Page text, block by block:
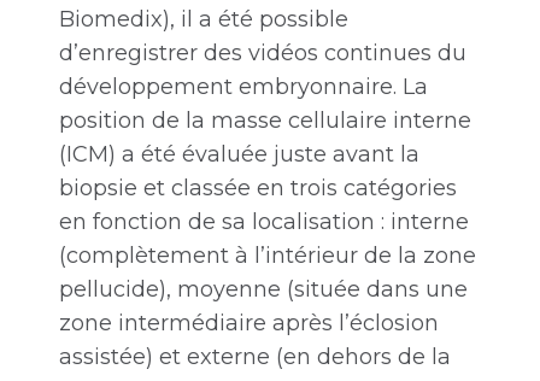
Biomedix), il a été possible
d’enregistrer des vidéos continues du
développement embryonnaire. La
position de la masse cellulaire interne
(ICM) a été évaluée juste avant la
biopsie et classée en trois catégories
en fonction de sa localisation : interne
(complètement à l’intérieur de la zone
pellucide), moyenne (située dans une
zone intermédiaire après l’éclosion
assistée) et externe (en dehors de la